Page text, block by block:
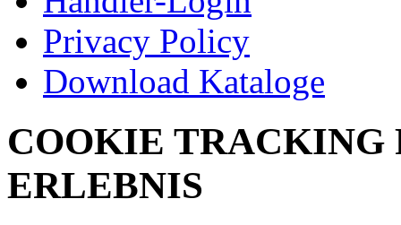
Privacy Policy
Download Kataloge
COOKIE TRACKING
ERLEBNIS